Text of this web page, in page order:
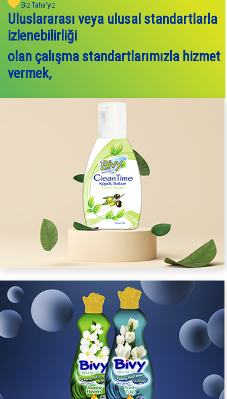
Biz Taha'yız
Uluslararası veya ulusal standartlarla
izlenebilirliği
olan çalışma standartlarımızla hizmet
vermek,